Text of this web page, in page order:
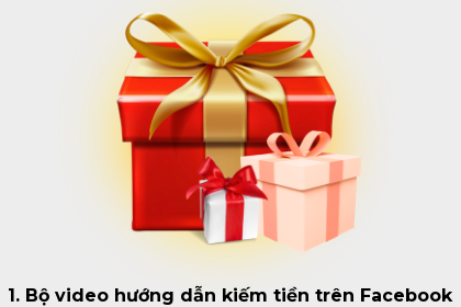
1. Bộ video hướng dẫn kiếm tiền trên Facebook